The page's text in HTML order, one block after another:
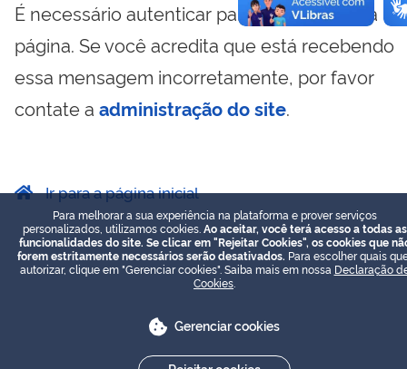
É necessário autenticar para visualizar essa
página. Se você acredita que está recebendo
essa mensagem incorretamente, por favor
contate a administração do site.
Ir para a página inicial
Para melhorar a sua experiência na plataforma e prover serviços
personalizados, utilizamos cookies. Ao aceitar, você terá acesso a todas as
funcionalidades do site. Se clicar em "Rejeitar Cookies", os cookies que
forem estritamente necessários serão desativados. Para escolher quais
autorizar, clique em "Gerenciar cookies". Saiba mais em nossa Declaração
Cookies
Gerenciar cookies